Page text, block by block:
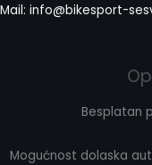
Mail: info@bikesport-
Besplatan
Mogućnost dolaska